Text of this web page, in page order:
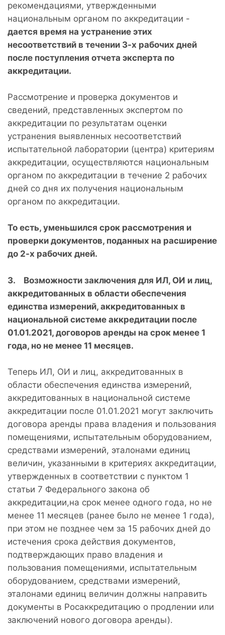
рекомендациями, утвержденными
национальным органом по аккредитации -
дается время на устранение этих
несоответствий в течении 3-х рабочих дней
после поступления отчета эксперта по
аккредитации.
Рассмотрение и проверка документов и
сведений, представленных экспертом по
аккредитации по результатам оценки
устранения выявленных несоответствий
испытательной лаборатории (центра) критериям
аккредитации, осуществляются национальным
органом по аккредитации в течение 2 рабочих
дней со дня их получения национальным
органом по аккредитации.
То есть, уменьшился срок рассмотрения и
проверки документов, поданных на расширение
до 2-х рабочих дней.
3. Возможности заключения для ИЛ, ОИ и лиц,
аккредитованных в области обеспечения
единства измерений, аккредитованных в
национальной системе аккредитации после
01.01.2021, договоров аренды на срок менее 1
года, но не менее 11 месяцев.
Теперь ИЛ, ОИ и лиц, аккредитованных в
области обеспечения единства измерений,
аккредитованных в национальной системе
аккредитации после 01.01.2021 могут заключить
договора аренды права владения и пользования
помещениями, испытательным оборудованием,
средствами измерений, эталонами единиц
величин, указанными в критериях аккредитации,
утвержденных в соответствии с пунктом 1
статьи 7 Федерального закона об
аккредитации,на срок менее одного года, но не
менее 11 месяцев (ранее было не менее 1 года),
при этом не позднее чем за 15 рабочих дней до
истечения срока действия документов,
подтверждающих право владения и
пользования помещениями, испытательным
оборудованием, средствами измерений,
эталонами единиц величин должны направить
документы в Росаккредитацию о продлении или
заключений нового договора аренды).